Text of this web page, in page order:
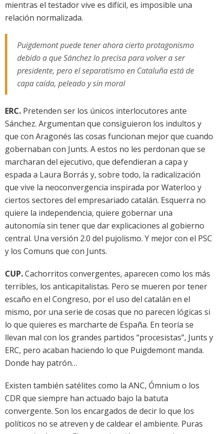
mientras el testador vive es difícil, es imposible una
relación normalizada.
Puigdemont puede tener ahora cierto protagonismo
debido a que Sánchez lo precisa para volver a ser
presidente, pero el separatismo en Cataluña está de
capa caída, peleado y sin moral
ERC. Pretenden ser los únicos interlocutores ante
Sánchez. Argumentan que consiguieron los indultos y
que con Aragonés las cosas funcionan mejor que cuando
gobernaban con Junts. A estos no les perdonan que se
marcharan del ejecutivo, que defendieran a capa y
espada a Laura Borrás y, sobre todo, la radicalización
que vive la neoconvergencia inspirada por Waterloo y
ciertos sectores del empresariado catalán. Esquerra no
quiere la independencia, quiere gobernar una
autonomía sin tener que dar explicaciones al gobierno
central. Una versión 2.0 del pujolismo. Y mejor con el PSC
y los Comuns que con Junts.
CUP.Cachorritos convergentes, aparecen como los más
terribles, los anticapitalistas. Pero se mueren por tener
escaño en el Congreso, por el uso del catalán en el
mismo, por una serie de cosas que no parecen lógicas si
lo que quieres es marcharte de España. En teoría se
llevan mal con los grandes partidos “procesistas”, Junts y
ERC, pero acaban haciendo lo que Puigdemont manda.
Donde hay patrón…
Existen también satélites como la ANC, Ómnium o los
CDR que siempre han actuado bajo la batuta
convergente. Son los encargados de decir lo que los
políticos no se atreven y de caldear el ambiente. Puras